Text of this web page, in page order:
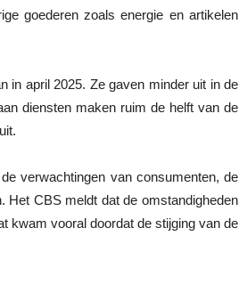
goederen zoals energie en artikelen
in april 2025. Ze gaven minder uit in de
diensten maken ruim de helft van de
verwachtingen van consumenten, de
Het CBS meldt dat de omstandigheden
kwam vooral doordat de stijging van de